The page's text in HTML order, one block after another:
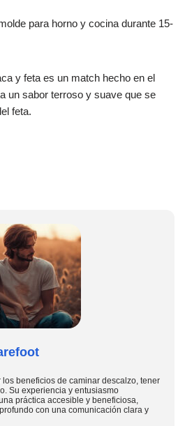
para horno y cocina durante 15-
y feta es un match hecho en el
un sabor terroso y suave que se
feta.
beneficios de caminar descalzo, tener
Su experiencia y entusiasmo
práctica accesible y beneficiosa,
con una comunicación clara y